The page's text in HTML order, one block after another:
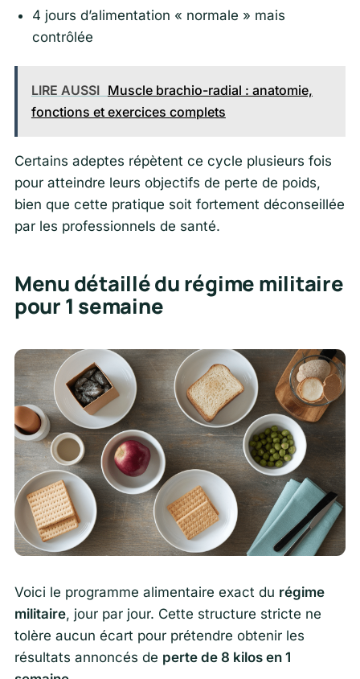
4 jours d’alimentation « normale » mais
contrôlée
LIRE AUSSI Muscle brachio-radial : anatomie,
fonctions et exercices complets
Certains adeptes répètent ce cycle plusieurs fois
pour atteindre leurs objectifs de perte de poids,
bien que cette pratique soit fortement déconseillée
par les professionnels de santé.
Menu détaillé du régime militaire
pour 1 semaine
Voici le programme alimentaire exact du régime
militaire, jour par jour. Cette structure stricte ne
tolère aucun écart pour prétendre obtenir les
résultats annoncés de perte de 8 kilos en 1